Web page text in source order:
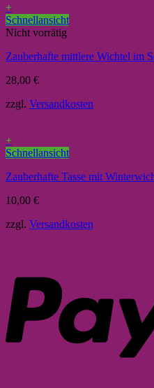
+
Schnellansicht
Nicht vorrätig
Zauberhafte mittlere Wichtel im
28,00 €
zzgl. Versandkosten
+
Schnellansicht
Zauberhafte Tasse mit
10,00 €
zzgl. Versandkosten